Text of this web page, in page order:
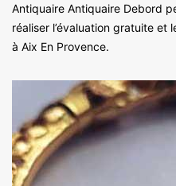
Antiquaire Antiquaire Debord
réaliser l’évaluation gratuite
à Aix En Provence.